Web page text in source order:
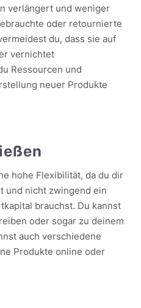
verlängert und weniger
oder retournierte
du, dass sie auf
vernichtet
Ressourcen und
neuer Produkte
hohe Flexibilität, da du dir
und nicht zwingend ein
brauchst. Du kannst
oder sogar zu deinem
auch verschiedene
Produkte online oder